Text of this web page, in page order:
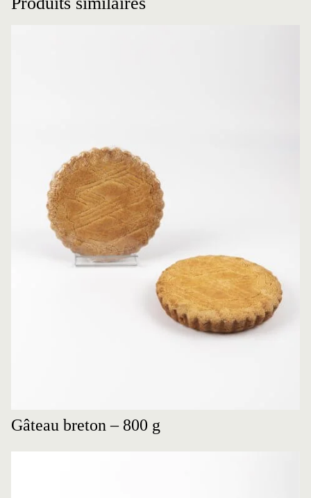
Gâteau breton – 800 g